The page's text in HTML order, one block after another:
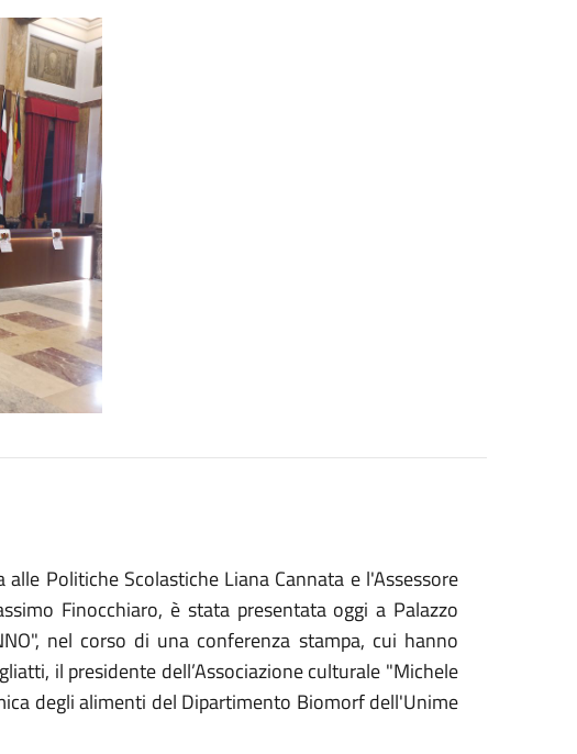
Politiche Scolastiche Liana Cannata e l'Assessore
Finocchiaro, è stata presentata oggi a Palazzo
nel corso di una conferenza stampa, cui hanno
il presidente dell’Associazione culturale "Michele
degli alimenti del Dipartimento Biomorf dell'Unime